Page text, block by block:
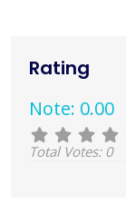
Rating
Note: 0.00
Total Votes: 0